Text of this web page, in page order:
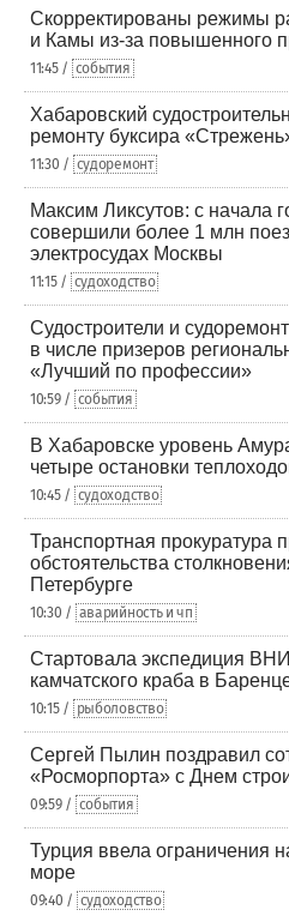
Скорректированы режимы
и Камы из-за повышенного
11:45 / события
Хабаровский
ремонту буксира
11:30 / судоремонт
Максим Ликсутов: с начала
совершили более 1 млн
электросудах Москвы
11:15 / судоходство
Судостроители и
в числе призеров
«Лучший по профессии»
10:59 / события
В Хабаровске уровень
четыре остановки
10:45 / судоходство
Транспортная прокуратура
обстоятельства
Петербурге
10:30 / аварийность и чп
Стартовала экспедиция
камчатского краба в
10:15 / рыболовство
Сергей Пылин поздравил
«Росморпорта» с Днем
09:59 / события
Турция ввела ограничения
море
09:40 / судоходство